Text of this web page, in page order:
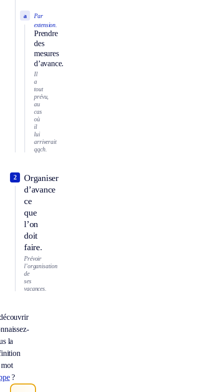
Par
extension.
Prendre
des
mesures
d’avance.
a
Il
a
tout
prévu,
au
cas
où
il
lui
arriverait
qqch.
Organiser
d’avance
ce
que
l’on
doit
faire.
2
Prévoir
l’organisation
de
ses
vacances.
la
?